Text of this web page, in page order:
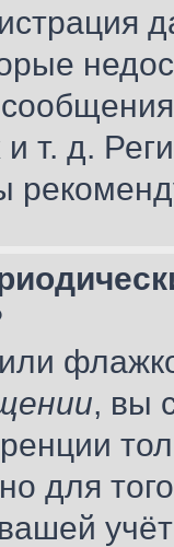
и т. д.
, вы
для